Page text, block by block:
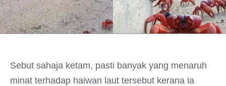
Sebut sahaja ketam, pasti banyak yang menaruh
minat terhadap haiwan laut tersebut kerana ia